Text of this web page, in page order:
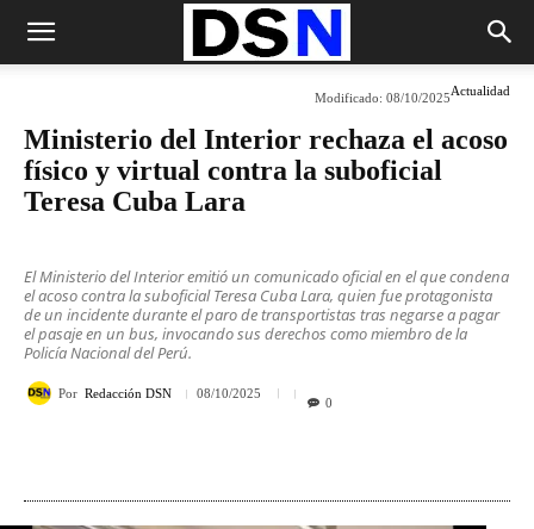
Actualidad
Modificado: 08/10/2025
Ministerio del Interior rechaza el acoso
físico y virtual contra la suboficial
Teresa Cuba Lara
El Ministerio del Interior emitió un comunicado oficial en el que condena
el acoso contra la suboficial Teresa Cuba Lara, quien fue protagonista
de un incidente durante el paro de transportistas tras negarse a pagar
el pasaje en un bus, invocando sus derechos como miembro de la
Policía Nacional del Perú.
Por Redacción DSN 08/10/2025
0